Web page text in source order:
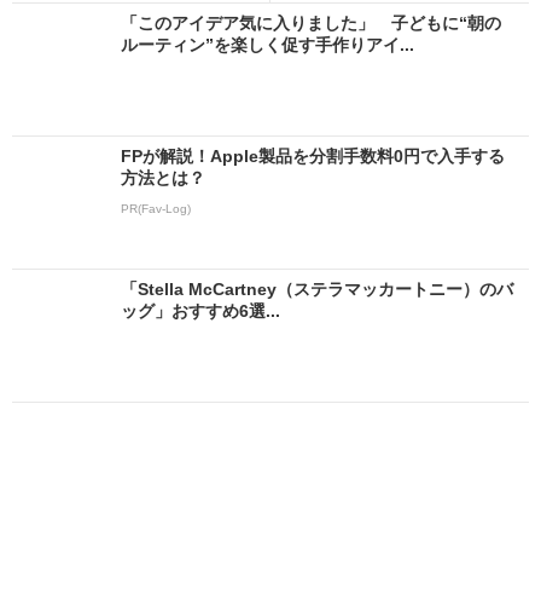
「このアイデア気に入りました」 子どもに“朝の
ルーティン”を楽しく促す手作りアイ...
FPが解説！Apple製品を分割手数料0円で入手する
方法とは？
PR(Fav-Log)
「Stella McCartney（ステラマッカートニー）のバ
ッグ」おすすめ6選...